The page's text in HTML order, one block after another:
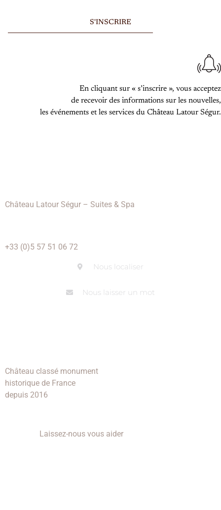
S'INSCRIRE
En cliquant sur « s’inscrire », vous acceptez
de recevoir des informations sur les nouvelles,
les événements et les services du Château Latour Ségur.
Château Latour Ségur – Suites & Spa
+33 (0)5 57 51 06 72
Nous localiser
Nous laisser un mot
Château classé monument
historique de France
depuis 2016
Laissez-nous vous aider